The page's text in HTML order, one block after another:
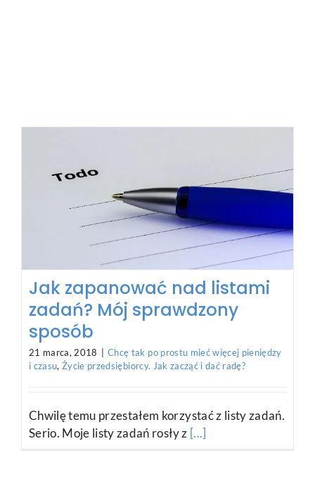
Jak zapanować nad listami
zadań? Mój sprawdzony
sposób
21 marca, 2018
Chcę tak po prostu mieć więcej pieniędzy
i czasu,Życie przedsiębiorcy. Jak zacząć i dać radę?
Chwilę temu przestałem korzystać z listy zadań.
Serio. Moje listy zadań rosły z [...]